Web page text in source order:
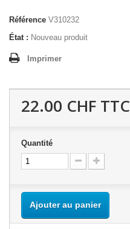
Référence V310232
État : Nouveau produit
Imprimer
22.00 CHF TTC
Quantité
Ajouter au panier